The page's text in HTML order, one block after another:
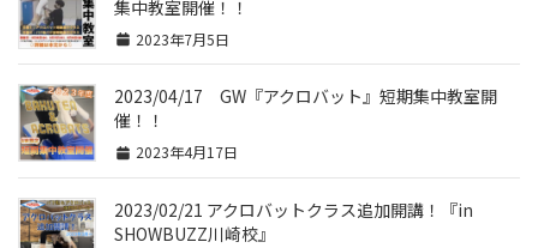
集中教室開催！！
2023年7月5日
2023/04/17 GW『アクロバット』短期集中教室開
催！！
2023年4月17日
2023/02/21 アクロバットクラス追加開講！『in
SHOWBUZZ川崎校』